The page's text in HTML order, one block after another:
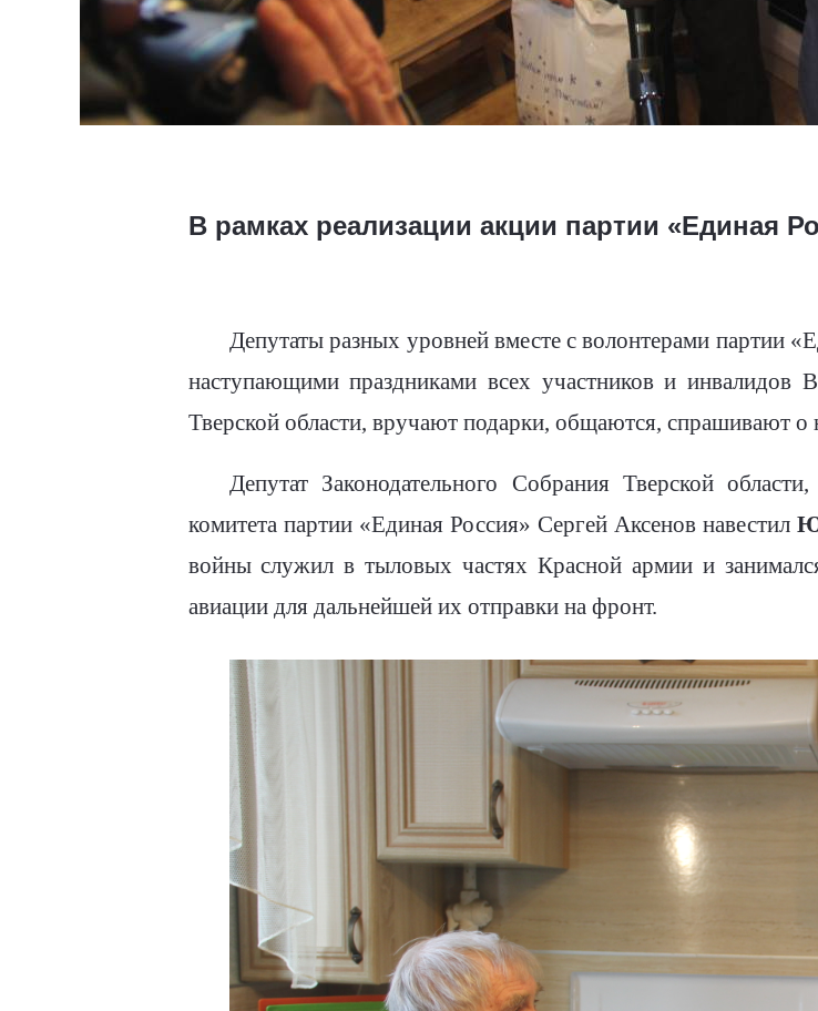
В рамках реализации акции партии «Единая
Депутаты разных уровней вместе с волонтерами партии
наступающими праздниками всех участников и
Тверской области, вручают подарки, общаются, спрашивают
Депутат Законодательного Собрания Тверской
комитета партии «Единая Россия» Сергей Аксенов навестил
войны служил в тыловых частях Красной армии и
авиации для дальнейшей их отправки на фронт.